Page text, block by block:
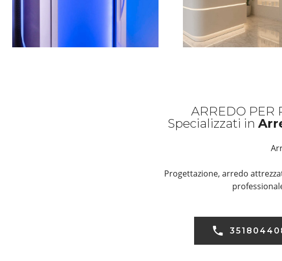
ARREDO PER
Specializzati in
Progettazione, arredo